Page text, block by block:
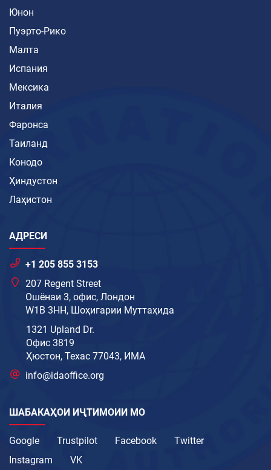
Юнон
Пуэрто-Рико
Малта
Испания
Мексика
Италия
Фаронса
Таиланд
Конодо
Ҳиндустон
Лаҳистон
АДРЕСИ
+1 205 855 3153
207 Regent Street
Ошёнаи 3, офис, Лондон
W1B 3HH, Шоҳигарии Муттаҳида
1321 Upland Dr.
Офис 3819
Ҳюстон, Техас 77043, ИМА
info@idaoffice.org
ШАБАКАҲОИ ИҶТИМОИИ МО
Google Trustpilot Facebook
Twitter
Instagram
VK